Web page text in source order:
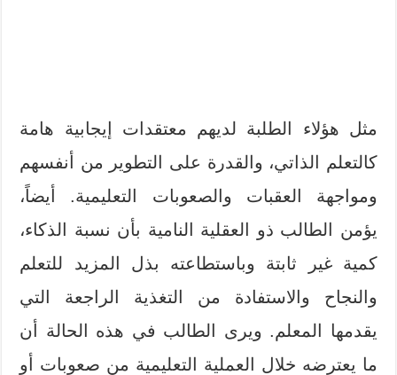
مثل هؤلاء الطلبة لديهم معتقدات إيجابية هامة
كالتعلم الذاتي، والقدرة على التطوير من أنفسهم
ومواجهة العقبات والصعوبات التعليمية. أيضاً،
يؤمن الطالب ذو العقلية النامية بأن نسبة الذكاء،
كمية غير ثابتة وباستطاعته بذل المزيد للتعلم
والنجاح والاستفادة من التغذية الراجعة التي
يقدمها المعلم. ويرى الطالب في هذه الحالة أن
ما يعترضه خلال العملية التعليمية من صعوبات أو